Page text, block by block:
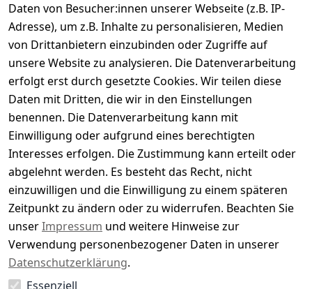
Durchschnittliche Bewertung
0
Basierend auf 0 Bewertung(en)
Bewertung abgeben
5
( 0 )
4
( 0 )
3
( 0 )
2
( 0 )
1
( 0 )
Es hat noch niemand eine Bewertung für diesen
Artikel abgegeben
Daten von Besucher:innen unserer Webseite (z.B. IP-
Adresse), um z.B. Inhalte zu personalisieren, Medien
von Drittanbietern einzubinden oder Zugriffe auf
unsere Website zu analysieren. Die Datenverarbeitung
erfolgt erst durch gesetzte Cookies. Wir teilen diese
Daten mit Dritten, die wir in den Einstellungen
benennen. Die Datenverarbeitung kann mit
Einwilligung oder aufgrund eines berechtigten
Interesses erfolgen. Die Zustimmung kann erteilt oder
abgelehnt werden. Es besteht das Recht, nicht
einzuwilligen und die Einwilligung zu einem späteren
Zeitpunkt zu ändern oder zu widerrufen. Beachten Sie
unserImpressum und weitere Hinweise zur
Verwendung personenbezogener Daten in unserer
Datenschutzerklärung.
Essenziell